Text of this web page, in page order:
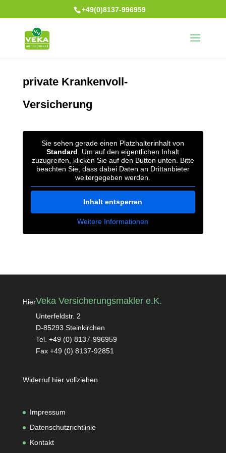
+49(0)8137-996959
private Krankenvoll-
Versicherung
Sie sehen gerade einen Platzhalterinhalt von
Standard . Um auf den eigentlichen Inhalt
zuzugreifen, klicken Sie auf den Button unten. Bitte
beachten Sie, dass dabei Daten an Drittanbieter
weitergegeben werden.
Inhalt entsperren
Weitere Informationen
HierVeka Versicherungsmakler e.K.
Unterfeldstr. 2
D-85293 Steinkirchen
Tel. +49 (0) 8137-996959
Fax +49 (0) 8137-92851
Widerruf hier vollziehen
Impressum
Datenschutzrichtlinie
Kontakt